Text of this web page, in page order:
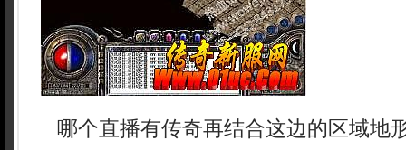
哪个直播有传奇再结合这边的区域地